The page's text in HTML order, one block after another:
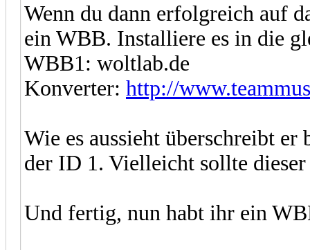
Wenn du dann erfolgreich auf
ein WBB. Installiere es in die
WBB1: woltlab.de
Konverter: http://
Wie es aussieht überschreibt
der ID 1. Vielleicht sollte
Und fertig, nun habt ihr ein